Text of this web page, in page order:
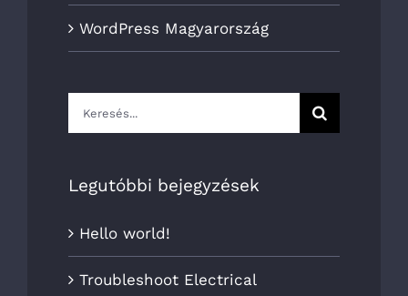
WordPress Magyarország
Keresés...
Legutóbbi bejegyzések
Hello world!
Troubleshoot Electrical